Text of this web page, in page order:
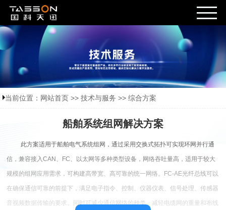
当前位置： 网站首页 >> 技术与服务 >> 综合方案
船舶系统组网解决方案
此方案适用于船舶电气系统组网，通过采用交换式拓扑可实现环网并行通
信，兼容接入CAN、FC、以太网等多种类型设备，网络吞吐量高，适用于较大
规模的组网应用需求，可构建高带宽、高可靠的统一网络。FC-AE光纤总线可以
在确保通信可靠的前提下，满足电子指令、控制、仪器仪表、信号处理、传感器
音视频数据传输的要求。同时可减少通信网络的种类，减轻电缆网的重量和布线